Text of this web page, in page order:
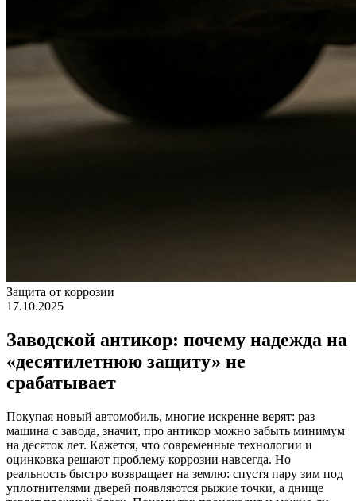
Защита от коррозии
17.10.2025
Заводской антикор: почему надежда на
«десятилетнюю защиту» не
срабатывает
Покупая новый автомобиль, многие искренне верят: раз
машина с завода, значит, про антикор можно забыть минимум
на десяток лет. Кажется, что современные технологии и
оцинковка решают проблему коррозии навсегда. Но
реальность быстро возвращает на землю: спустя пару зим под
уплотнителями дверей появляются рыжие точки, а днище